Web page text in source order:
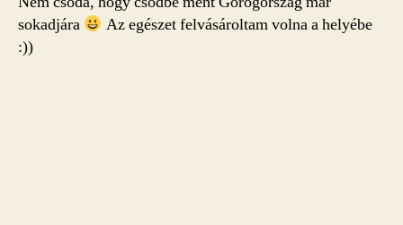
sokadjára
Az egészet felvásároltam volna a helyébe
:))